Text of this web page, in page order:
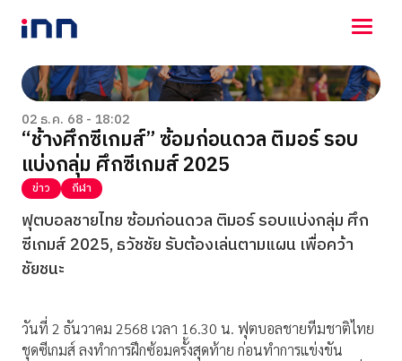
NEWS
ENTERTAINMENT
LIFESTYLE
HOROSCOPE
LOTTERY
VIDEO
ร่วมด้วยช่วยกัน
02 ธ.ค. 68 - 18:02
“ช้างศึกซีเกมส์” ซ้อมก่อนดวล ติมอร์ รอบ
แบ่งกลุ่ม ศึกซีเกมส์ 2025
ข่าว กีฬา
ฟุตบอลชายไทย ซ้อมก่อนดวล ติมอร์ รอบแบ่งกลุ่ม ศึก
ซีเกมส์ 2025, ธวัชชัย รับต้องเล่นตามแผน เพื่อคว้า
ชัยชนะ
วันที่ 2 ธันวาคม 2568 เวลา 16.30 น. ฟุตบอลชายทีมชาติไทย
ชุดซีเกมส์ ลงทำการฝึกซ้อมครั้งสุดท้าย ก่อนทำการแข่งขัน